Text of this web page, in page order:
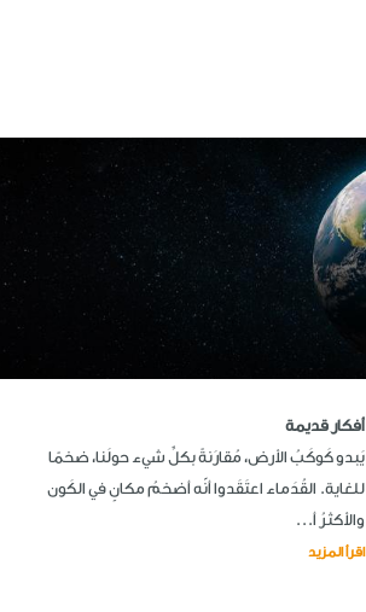
أفكار قديمة
يَبدو كَوكَبُ الأرض، مُقارَنةً بكلِّ شيء حولَنا، ضخمًا
للغاية. القُدَماء اعتَقَدوا أنّه أضخمُ مكانٍ في الكَون
والأكثرُ أ...
اقرأ المزيد